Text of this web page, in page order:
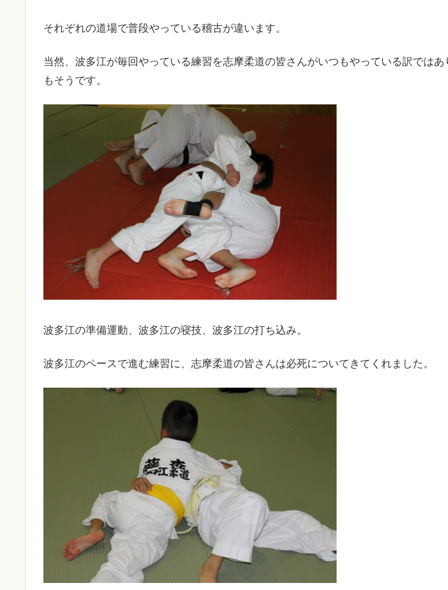
それぞれの道場で普段やっている稽古が違います。
当然、波多江が毎回やっている練習を志摩柔道の皆さんがいつもやっている訳ではあ
もそうです。
波多江の準備運動、波多江の寝技、波多江の打ち込み。
波多江のペースで進む練習に、志摩柔道の皆さんは必死についてきてくれました。